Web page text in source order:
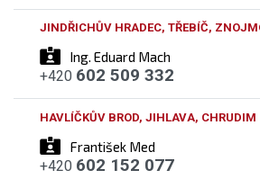
Ing. Eduard Mach
JINDŘICHŮV HRADEC, TŘEBÍČ,
+420 602 509 332
František Med
HAVLÍČKŮV BROD, JIHLAVA, CHRUDIM
+420 602 152 077